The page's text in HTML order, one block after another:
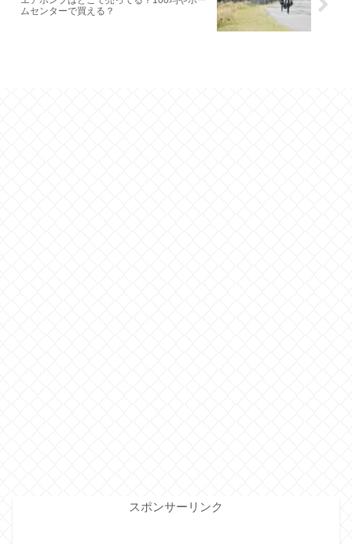
ムセンターで買える？
スポンサーリンク